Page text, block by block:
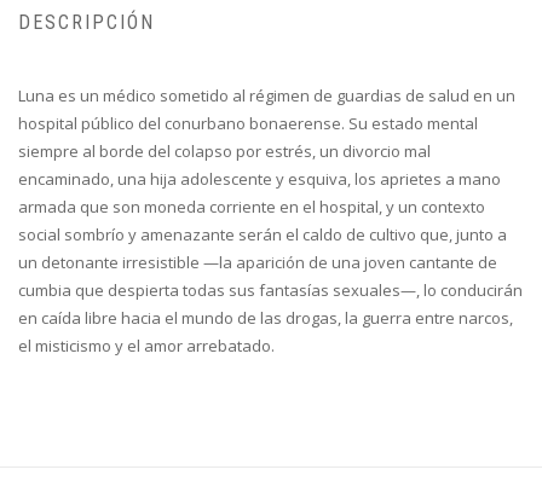
DESCRIPCIÓN
Luna es un médico sometido al régimen de guardias de salud en un
hospital público del conurbano bonaerense. Su estado mental
siempre al borde del colapso por estrés, un divorcio mal
encaminado, una hija adolescente y esquiva, los aprietes a mano
armada que son moneda corriente en el hospital, y un contexto
social sombrío y amenazante serán el caldo de cultivo que, junto a
un detonante irresistible —la aparición de una joven cantante de
cumbia que despierta todas sus fantasías sexuales—, lo conducirán
en caída libre hacia el mundo de las drogas, la guerra entre narcos,
el misticismo y el amor arrebatado.